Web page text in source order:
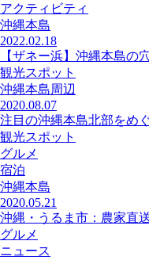
アクティビティ
沖縄本島
2022.02.18
【ザネー浜】沖縄本島の
観光スポット
沖縄本島周辺
2020.08.07
注目の沖縄本島北部をめ
観光スポット
グルメ
宿泊
沖縄本島
2020.05.21
沖縄・うるま市：農家直
グルメ
ニュース